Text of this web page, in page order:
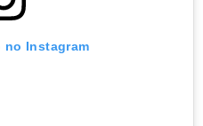
no Instagram